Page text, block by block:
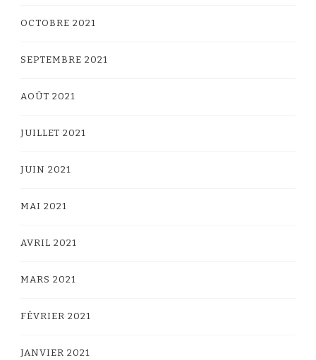
OCTOBRE 2021
SEPTEMBRE 2021
AOÛT 2021
JUILLET 2021
JUIN 2021
MAI 2021
AVRIL 2021
MARS 2021
FÉVRIER 2021
JANVIER 2021